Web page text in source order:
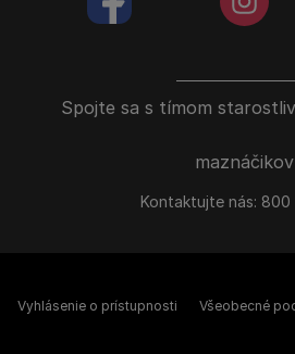
Spojte sa s tímom
maznáčikov
Kontaktujte nás: 800
facebookColored
Vyhlásenie o prístupnosti Všeobecné